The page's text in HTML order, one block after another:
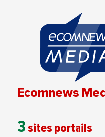
Ecomnews
3 sites portails